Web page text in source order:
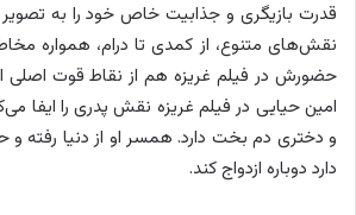
قدرت بازیگری و جذابیت خاص خود را به
نقش‌های متنوع، از کمدی تا درام، همواره
حضورش در فیلم غریزه هم از نقاط قوت اصلی
امین حیایی در فیلم غریزه نقش پدری را ایفا
و دختری دم بخت دارد. همسر او از دنیا رفته و
دارد دوباره ازدواج کند.